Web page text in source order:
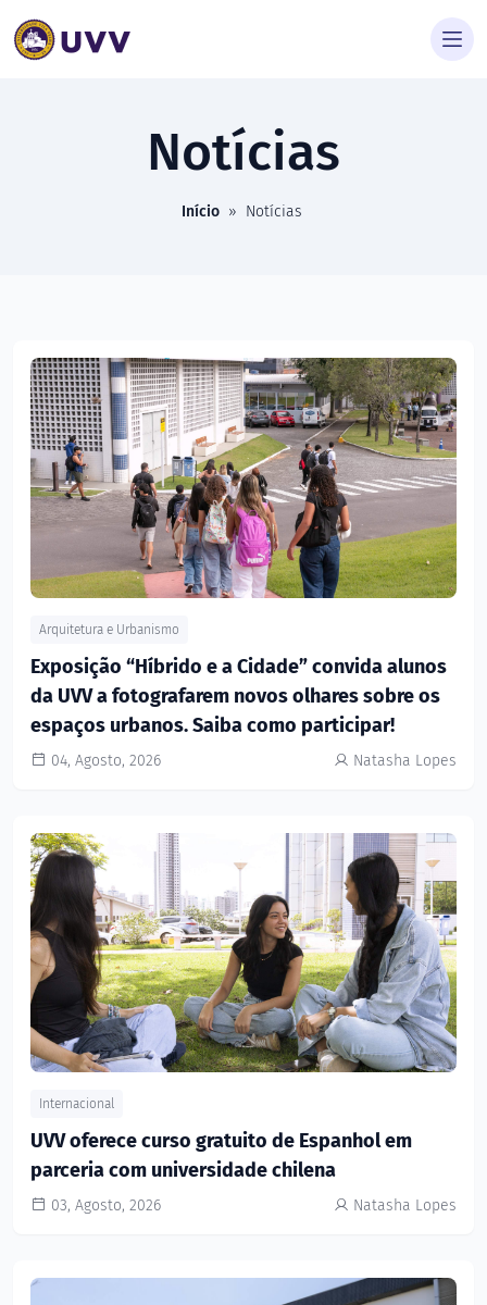
Notícias
Início » Notícias
Arquitetura e Urbanismo
Exposição “Híbrido e a Cidade” convida alunos
da UVV a fotografarem novos olhares sobre os
espaços urbanos. Saiba como participar!
04, Agosto, 2026 Natasha Lopes
Internacional
UVV oferece curso gratuito de Espanhol em
parceria com universidade chilena
03, Agosto, 2026 Natasha Lopes